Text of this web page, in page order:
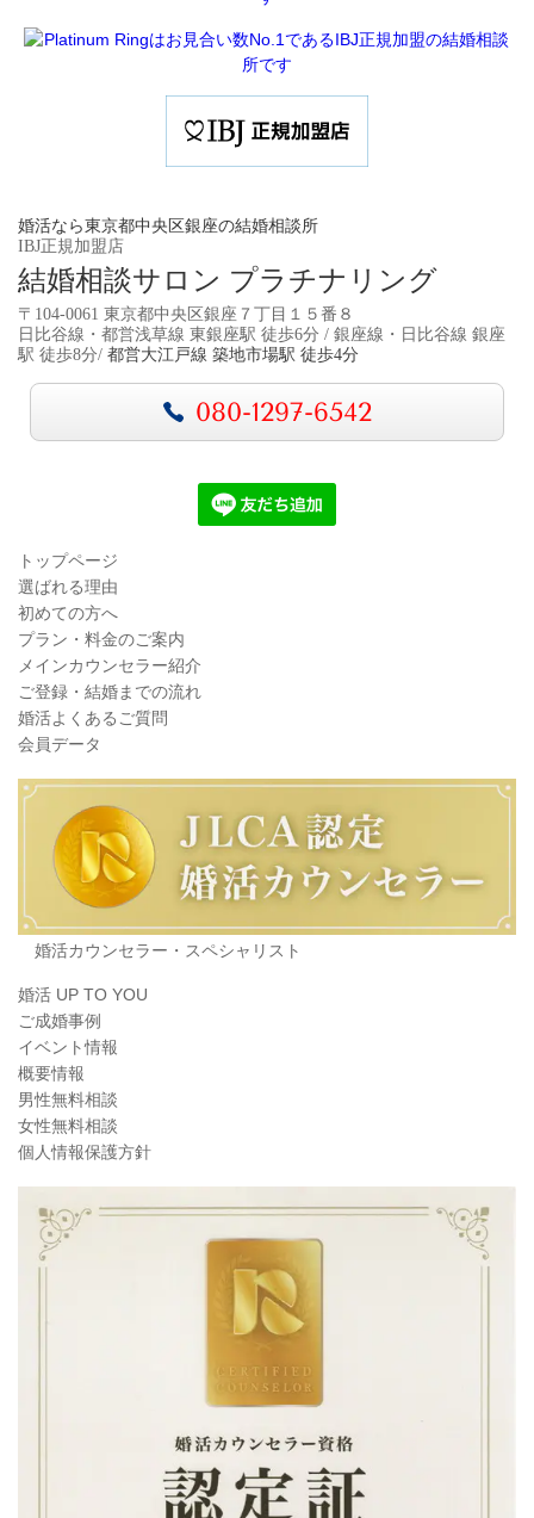
婚活なら東京都中央区銀座の結婚相談所
IBJ正規加盟店
結婚相談サロン プラチナリング
〒104-0061 東京都中央区銀座７丁目１５番８
日比谷線・都営浅草線 東銀座駅 徒歩6分 / 銀座線・日比谷線 銀座
駅 徒歩8分/ 都営大江戸線 築地市場駅 徒歩4分
080-1297-6542
トップページ
選ばれる理由
初めての方へ
プラン・料金のご案内
メインカウンセラー紹介
ご登録・結婚までの流れ
婚活よくあるご質問
会員データ
婚活カウンセラー・スペシャリスト
婚活 UP TO YOU
ご成婚事例
イベント情報
概要情報
男性無料相談
女性無料相談
個人情報保護方針